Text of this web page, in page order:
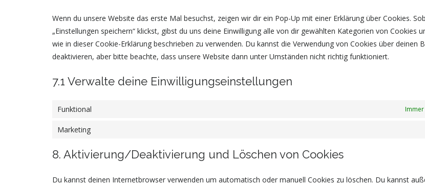
Wenn du unsere Website das erste Mal besuchst, zeigen wir dir ein Pop-Up mit einer Erklärung über Cookies.
„Einstellungen speichern“ klickst, gibst du uns deine Einwilligung alle von dir gewählten Kategorien von Cookies
wie in dieser Cookie-Erklärung beschrieben zu verwenden. Du kannst die Verwendung von Cookies über deinen
deaktivieren, aber bitte beachte, dass unsere Website dann unter Umständen nicht richtig funktioniert.
7.1 Verwalte deine Einwilligungseinstellungen
Funktional
Marketing
8. Aktivierung/Deaktivierung und Löschen von Cookies
Du kannst deinen Internetbrowser verwenden um automatisch oder manuell Cookies zu löschen. Du kannst